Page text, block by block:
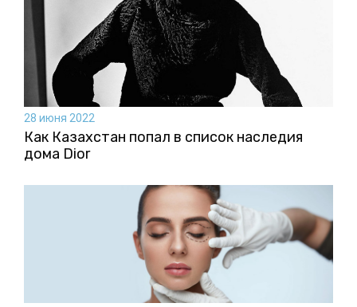
28 июня 2022
Как Казахстан попал в список наследия
дома Dior